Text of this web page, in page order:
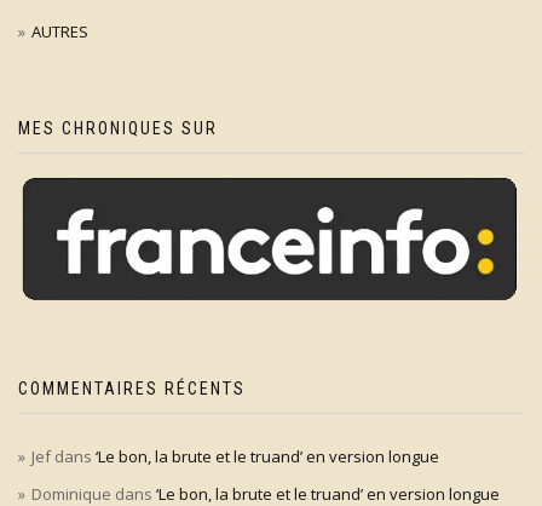
AUTRES
MES CHRONIQUES SUR
COMMENTAIRES RÉCENTS
Jefdans ‘Le bon, la brute et le truand’ en version longue
Dominique dans ‘Le bon, la brute et le truand’ en version longue